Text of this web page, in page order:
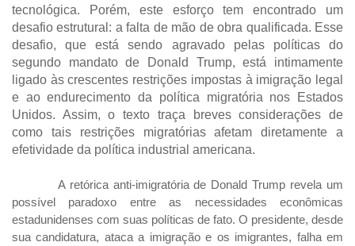
tecnológica. Porém, este esforço tem encontrado um
desafio estrutural: a falta de mão de obra qualificada. Esse
desafio, que está sendo agravado pelas políticas do
segundo mandato de Donald Trump, está intimamente
ligado às crescentes restrições impostas à imigração legal
e ao endurecimento da política migratória nos Estados
Unidos. Assim, o texto traça breves considerações de
como tais restrições migratórias afetam diretamente a
efetividade da política industrial americana.
A retórica anti-imigratória de Donald Trump revela um
possível paradoxo entre as necessidades econômicas
estadunidenses com suas políticas de fato. O presidente, desde
sua candidatura, ataca a imigração e os imigrantes, falha em